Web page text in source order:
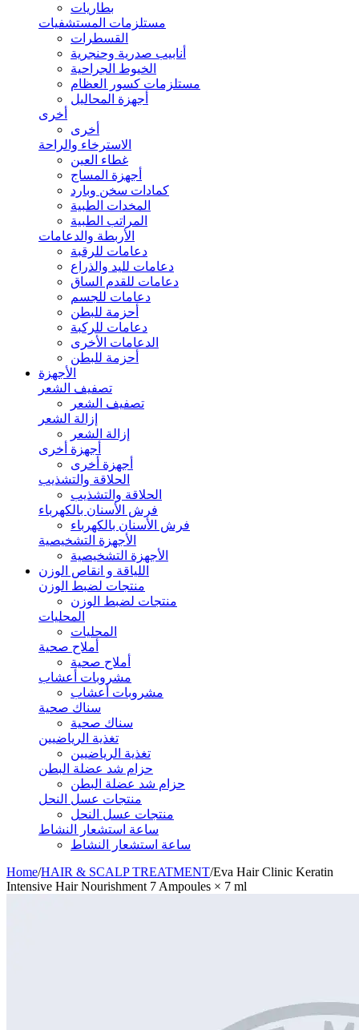
بطاريات
مستلزمات المستشفيات
القسطرات
أنابيب صدرية وحنجرية
الخيوط الجراحية
مستلزمات كسور العظام
أجهزة المحاليل
أخرى
أخرى
الاسترخاء والراحة
غطاء العين
أجهزة المساج
كمادات سخن وبارد
المخدات الطبية
المراتب الطبية
الأربطة والدعامات
دعامات للرقبة
دعامات لليد والذراع
دعامات للقدم الساق
دعامات للجسم
أحزمة للبطن
دعامات للركبة
الدعامات الأخرى
أحزمة للبطن
الأجهزة
تصفيف الشعر
تصفيف الشعر
إزالة الشعر
إزالة الشعر
أجهزة أخرى
أجهزة أخرى
الحلاقة والتشذيب
الحلاقة والتشذيب
فرش الأسنان بالكهرباء
فرش الأسنان بالكهرباء
الأجهزة التشخيصية
الأجهزة التشخيصية
اللياقة و انقاص الوزن
منتجات لضبط الوزن
منتجات لضبط الوزن
المحليات
المحليات
أملاح صحية
أملاح صحية
مشروبات أعشاب
مشروبات أعشاب
سناك صحية
سناك صحية
تغذية الرياضيين
تغذية الرياضيين
حزام شد عضلة البطن
حزام شد عضلة البطن
منتجات عسل النحل
منتجات عسل النحل
ساعة استشعار النشاط
ساعة استشعار النشاط
Home/HAIR & SCALP TREATMENT/Eva Hair Clinic Keratin
Intensive Hair Nourishment 7 Ampoules × 7 ml